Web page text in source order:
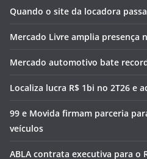
Quando o site da locadora
Mercado Livre amplia presença
Mercado automotivo bate
Localiza lucra R$ 1bi no 2T26 e
99 e Movida firmam parceria
veículos
ABLA contrata executiva para o